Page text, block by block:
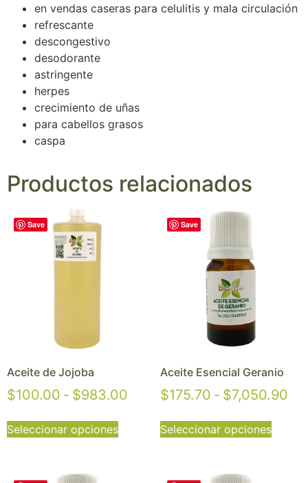
en vendas caseras para celulitis y mala circulación
refrescante
descongestivo
desodorante
astringente
herpes
crecimiento de uñas
para cabellos grasos
caspa
Productos relacionados
Save
Aceite de Jojoba
$100.00 - $983.00
Seleccionar opciones
Save
Aceite Esencial Geranio
$175.70 - $7,050.90
Seleccionar opciones